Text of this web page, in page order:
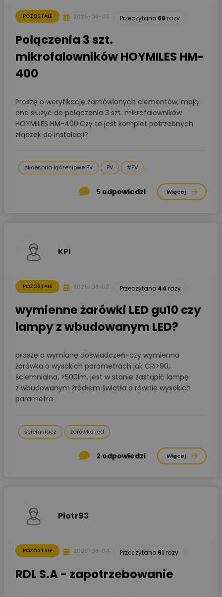
POZOSTAŁE 2026-08-03 Przeczytano 69 razy
Połączenia 3 szt.
mikrofalowników HOYMILES HM-
400
Proszę o weryfikację zamówionych elementów, mają
one służyć do połączenia 3 szt. mikrofalowników
HOYMILES HM-400.Czy to jest komplet potrzebnych
złączek do instalacji?
Akcesoria łączeniowe PV PV #PV
5 odpowiedzi Więcej
KPI
POZOSTAŁE 2026-08-03 Przeczytano 44 razy
wymienne żarówki LED gu10 czy
lampy z wbudowanym LED?
proszę o wymianę doświadczeń-czy wymienna
żarówka o wysokich parametrach jak CRI>90,
ściemnialna, >500lm, jest w stanie zastąpić lampę
z wbudowanym źródłem światła o równie wysokich
parametra
ściemniacz żarówka led
2 odpowiedzi Więcej
Piotr93
POZOSTAŁE 2026-08-04 Przeczytano 61 razy
RDL S.A - zapotrzebowanie